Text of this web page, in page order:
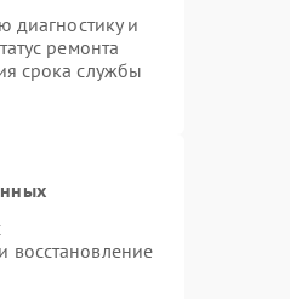
диагностику и
ремонта
срока службы
восстановление